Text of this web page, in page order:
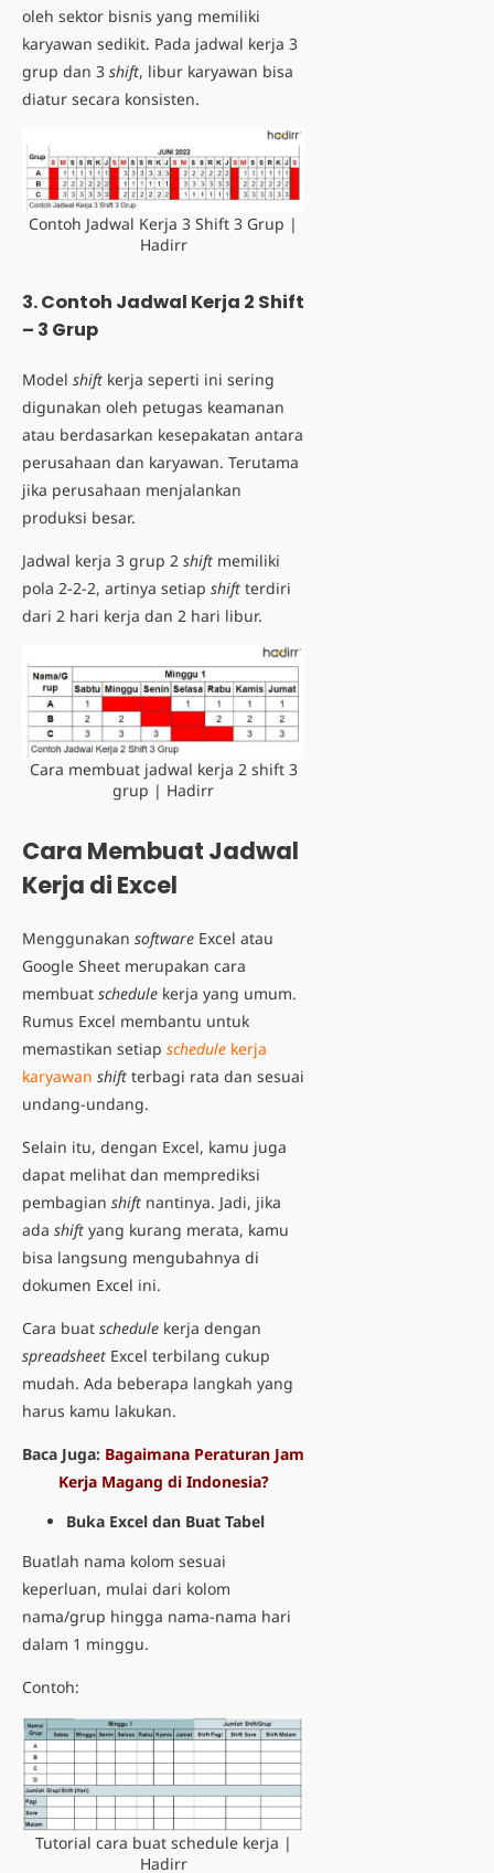
oleh sektor bisnis yang memiliki
karyawan sedikit. Pada jadwal kerja 3
grup dan 3 shift, libur karyawan bisa
diatur secara konsisten.
Contoh Jadwal Kerja 3 Shift 3 Grup |
Hadirr
3. Contoh Jadwal Kerja 2 Shift
– 3 Grup
Model shift kerja seperti ini sering
digunakan oleh petugas keamanan
atau berdasarkan kesepakatan antara
perusahaan dan karyawan. Terutama
jika perusahaan menjalankan
produksi besar.
Jadwal kerja 3 grup 2 shift memiliki
pola 2-2-2, artinya setiap shift terdiri
dari 2 hari kerja dan 2 hari libur.
Cara membuat jadwal kerja 2 shift 3
grup | Hadirr
Cara Membuat Jadwal
Kerja di Excel
Menggunakan software Excel atau
Google Sheet merupakan cara
membuat schedule kerja yang umum.
Rumus Excel membantu untuk
memastikan setiap schedule kerja
karyawan shift terbagi rata dan sesuai
undang-undang.
Selain itu, dengan Excel, kamu juga
dapat melihat dan memprediksi
pembagian shift nantinya. Jadi, jika
ada shift yang kurang merata, kamu
bisa langsung mengubahnya di
dokumen Excel ini.
Cara buat schedule kerja dengan
spreadsheet Excel terbilang cukup
mudah. Ada beberapa langkah yang
harus kamu lakukan.
Baca Juga: Bagaimana Peraturan Jam
Kerja Magang di Indonesia?
Buka Excel dan Buat Tabel
Buatlah nama kolom sesuai
keperluan, mulai dari kolom
nama/grup hingga nama-nama hari
dalam 1 minggu.
Contoh:
Tutorial cara buat schedule kerja |
Hadirr